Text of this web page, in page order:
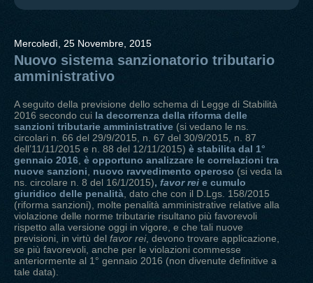
Mercoledì, 25 Novembre, 2015
Nuovo sistema sanzionatorio tributario
amministrativo
A seguito della previsione dello schema di Legge di Stabilità
2016 secondo cui la decorrenza della riforma delle
sanzioni tributarie amministrative (si vedano le ns.
circolari n. 66 del 29/9/2015, n. 67 del 30/9/2015, n. 87
dell’11/11/2015 e n. 88 del 12/11/2015) è stabilita dal 1°
gennaio 2016 è opportuno analizzare le correlazioni tra
nuove sanzioni
nuovo ravvedimento operoso (si veda la
ns. circolare n. 8 del 16/1/2015), favor rei e cumulo
giuridico delle penalità , dato che con il D.Lgs. 158/2015
(riforma sanzioni), molte penalità amministrative relative alla
violazione delle norme tributarie risultano più favorevoli
rispetto alla versione oggi in vigore, e che tali nuove
previsioni, in virtù del favor rei, devono trovare applicazione,
se più favorevoli, anche per le violazioni commesse
anteriormente al 1° gennaio 2016 (non divenute definitive a
tale data).